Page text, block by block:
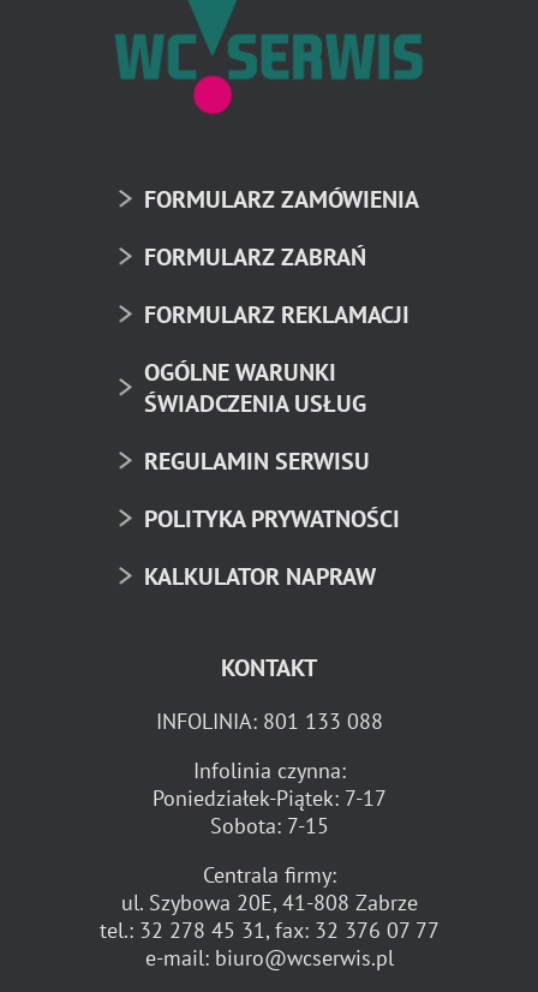
FORMULARZ ZAMÓWIENIA
FORMULARZ ZABRAŃ
FORMULARZ REKLAMACJI
OGÓLNE WARUNKI
ŚWIADCZENIA USŁUG
REGULAMIN SERWISU
POLITYKA PRYWATNOŚCI
KALKULATOR NAPRAW
KONTAKT
INFOLINIA: 801 133 088
Infolinia czynna:
Poniedziałek-Piątek: 7-17
Sobota: 7-15
Centrala firmy:
ul. Szybowa 20E, 41-808 Zabrze
tel.: 32 278 45 31, fax: 32 376 07 77
e-mail: biuro@wcserwis.pl